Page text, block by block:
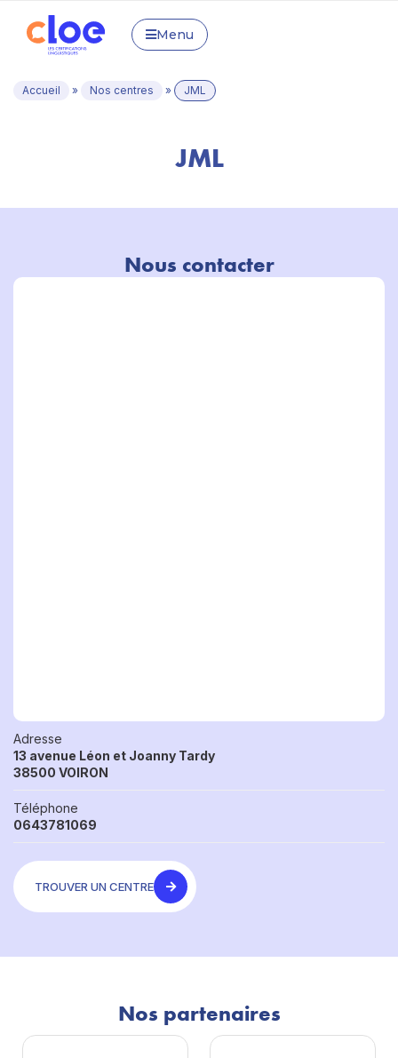
Menu
Accueil » Nos centres » JML
JML
Nous contacter
Adresse
13 avenue Léon et Joanny Tardy
38500 VOIRON
Téléphone
0643781069
TROUVER UN CENTRE
Nos partenaires